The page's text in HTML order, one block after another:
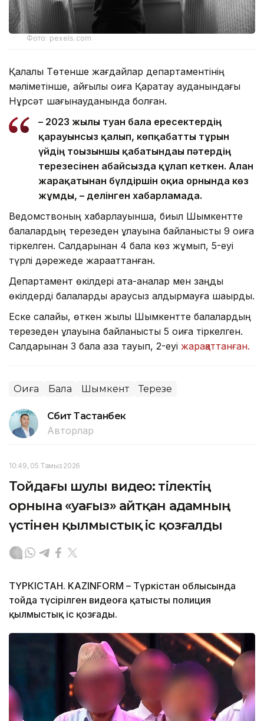
Фото: pexels.com
Қалалық Төтенше жағдайлар департаментінің
мәліметінше, қайғылы оқиға Қаратау ауданындағы
Нұрсәт шағынауданында болған.
– 2023 жылы туған бала ересектердің
қарауынсыз қалып, көпқабатты тұрғын
үйдің тоғызыншы қабатындағы пәтердің
терезесінен абайсызда құлап кеткен. Алған
жарақатынан бүлдіршін оқиға орнында көз
жұмды, – делінген хабарламада.
Ведомствоның хабарлауынша, биыл Шымкентте
балалардың терезеден құлауына байланысты 9 оқиға
тіркелген. Салдарынан 4 бала көз жұмып, 5-еуі
түрлі дәрежеде жарақаттанған.
Департамент өкілдері ата-аналар мен заңды
өкілдерді балаларды қараусыз қалдырмауға шақырды.
Еске салайық, өткен жылы Шымкентте балалардың
терезеден құлауына байланысты 5 оқиға тіркелген.
Салдарынан 3 бала қаза тауып, 2-еуі жарақаттанған.
Оқиға Бала Шымкент Терезе
Сәбит Тастанбек
Авторлар
10:49, 05 Тамыз 2026
Тойдағы шулы видео: тілектің
орнына «уағыз» айтқан адамның
үстінен қылмыстық іс қозғалды
ТҮРКІСТАН. KAZINFORM – Түркістан облысында
тойда түсірілген видеоға қатысты полиция
қылмыстық іс қозғады.